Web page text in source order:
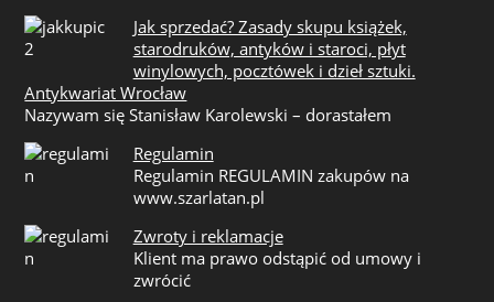
Jak sprzedać? Zasady skupu książek,
starodruków, antyków i staroci, płyt
winylowych, pocztówek i dzieł sztuki.
Antykwariat Wrocław
Nazywam się Stanisław Karolewski – dorastałem
Regulamin
Regulamin REGULAMIN zakupów na
www.szarlatan.pl
Zwroty i reklamacje
Klient ma prawo odstąpić od umowy i
zwrócić